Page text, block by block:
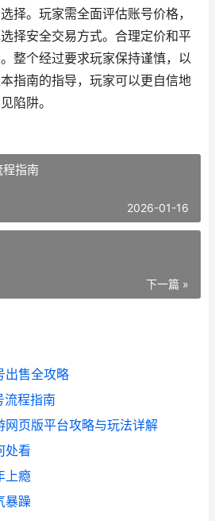
择。玩家需全面评估账号价格，
择安全交易方式。合理定价和平
整个经过要求玩家保持谨慎，以
指南的指导，玩家可以更自信地
陷阱。
指南
2026-01-16
下一篇 »
出售全攻略
流程指南
网页版平台攻略与玩法详解
处看
上瘾
暴躁